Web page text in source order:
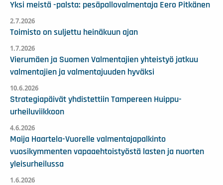
Yksi meistä -palsta: pesäpallovalmentaja Eero Pitkänen
2.7.2026
Toimisto on suljettu heinäkuun ajan
1.7.2026
Vierumäen ja Suomen Valmentajien yhteistyö jatkuu
valmentajien ja valmentajuuden hyväksi
10.6.2026
Strategiapäivät yhdistettiin Tampereen Huippu-
urheiluviikkoon
4.6.2026
Maija Haartela-Vuorelle valmentajapalkinto
vuosikymmenten vapaaehtoistyöstä lasten ja nuorten
yleisurheilussa
1.6.2026